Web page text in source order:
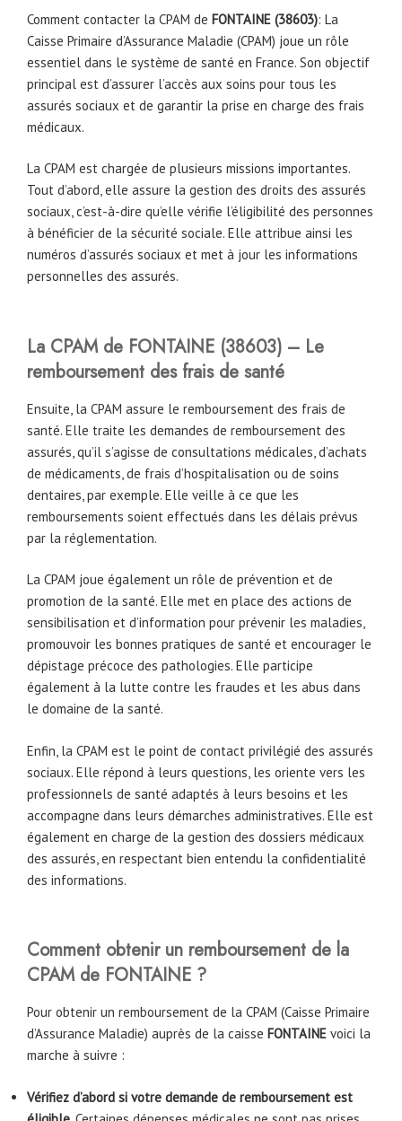
Comment contacter la CPAM de FONTAINE (38603): La
Caisse Primaire d’Assurance Maladie (CPAM) joue un rôle
essentiel dans le système de santé en France. Son objectif
principal est d’assurer l’accès aux soins pour tous les
assurés sociaux et de garantir la prise en charge des frais
médicaux.
La CPAM est chargée de plusieurs missions importantes.
Tout d’abord, elle assure la gestion des droits des assurés
sociaux, c’est-à-dire qu’elle vérifie l’éligibilité des personnes
à bénéficier de la sécurité sociale. Elle attribue ainsi les
numéros d’assurés sociaux et met à jour les informations
personnelles des assurés.
La CPAM de FONTAINE (38603) – Le
remboursement des frais de santé
Ensuite, la CPAM assure le remboursement des frais de
santé. Elle traite les demandes de remboursement des
assurés, qu’il s’agisse de consultations médicales, d’achats
de médicaments, de frais d’hospitalisation ou de soins
dentaires, par exemple. Elle veille à ce que les
remboursements soient effectués dans les délais prévus
par la réglementation.
La CPAM joue également un rôle de prévention et de
promotion de la santé. Elle met en place des actions de
sensibilisation et d’information pour prévenir les maladies,
promouvoir les bonnes pratiques de santé et encourager le
dépistage précoce des pathologies. Elle participe
également à la lutte contre les fraudes et les abus dans
le domaine de la santé.
Enfin, la CPAM est le point de contact privilégié des assurés
sociaux. Elle répond à leurs questions, les oriente vers les
professionnels de santé adaptés à leurs besoins et les
accompagne dans leurs démarches administratives. Elle est
également en charge de la gestion des dossiers médicaux
des assurés, en respectant bien entendu la confidentialité
des informations.
Comment obtenir un remboursement de la
CPAM de FONTAINE ?
Pour obtenir un remboursement de la CPAM (Caisse Primaire
d’Assurance Maladie) auprès de la caisse FONTAINE voici la
marche à suivre :
Vérifiez d’abord si votre demande de remboursement est